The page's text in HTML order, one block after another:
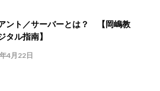
ント／サーバーとは？ 【岡嶋教
タル指南】
4月22日